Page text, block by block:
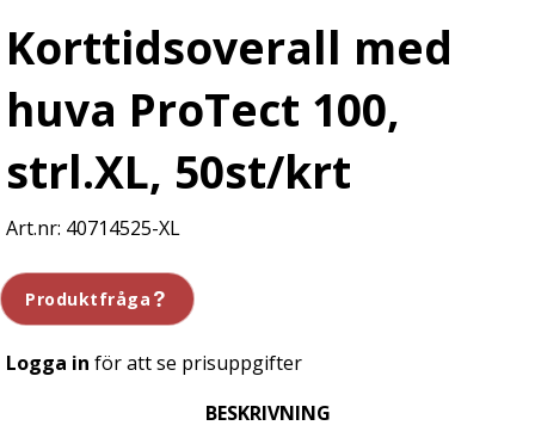
Korttidsoverall med
huva ProTect 100,
strl.XL, 50st/krt
40714525-XL
Produktfråga
Logga in för att se prisuppgifter
BESKRIVNING